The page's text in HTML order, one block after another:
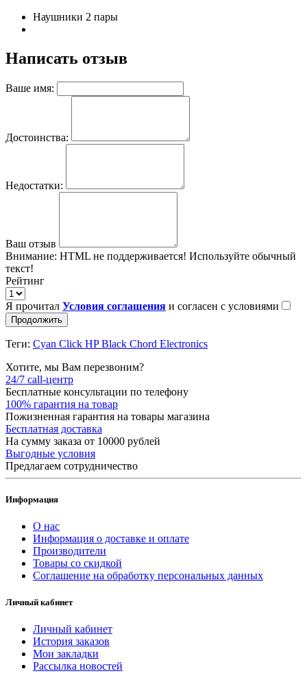
Наушники 2 пары
Написать отзыв
Ваше имя:
Достоинства:
Недостатки:
Ваш отзыв
Внимание: HTML не поддерживается! Используйте обычный
текст!
Рейтинг
Я прочитал Условия соглашения и согласен с условиями
Продолжить
Теги: Cyan Click HP Black Chord Electronics
Хотите, мы Вам перезвоним?
24/7 call-центр
Бесплатные консультации по телефону
100% гарантия на товар
Пожизненная гарантия на товары магазина
Бесплатная доставка
На сумму заказа от 10000 рублей
Выгодные условия
Предлагаем сотрудничество
Информация
О нас
Информация о доставке и оплате
Производители
Товары со скидкой
Соглашение на обработку персональных данных
Личный кабинет
Личный кабинет
История заказов
Мои закладки
Рассылка новостей